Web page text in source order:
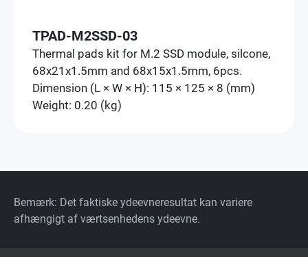
TPAD-M2SSD-03
Thermal pads kit for M.2 SSD module, silcone,
68x21x1.5mm and 68x15x1.5mm, 6pcs.
Dimension (L × W × H): 115 × 125 × 8 (mm)
Weight: 0.20 (kg)
Bemærk: Det faktiske ydeevneresultat kan variere
afhængigt af værtsenhedens ydeevne.